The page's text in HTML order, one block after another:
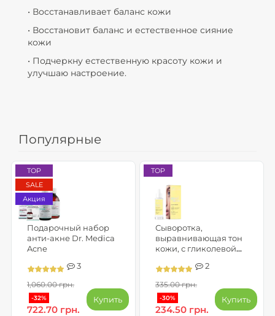
• Восстанавливает баланс кожи
• Восстановит баланс и естественное сияние
кожи
• Подчеркну естественную красоту кожи и
улучшаю настроение.
Популярные
TOP
SALE
Акция
Подарочный набор
анти-акне Dr. Medica
Acne
3
1,060.00 грн.
-32%
722.70 грн.
Купить
TOP
Сыворотка,
выравнивающая тон
кожи, с гликолевой
и феруловой кислотой -
GOOD SKIN GLOW
BOOST
2
335.00 грн.
-30%
234.50 грн.
Купить